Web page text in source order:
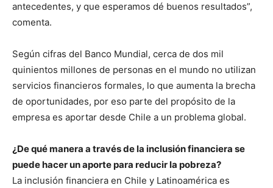
antecedentes, y que esperamos dé buenos resultados”,
comenta.
Según cifras del Banco Mundial, cerca de dos mil
quinientos millones de personas en el mundo no utilizan
servicios financieros formales, lo que aumenta la brecha
de oportunidades, por eso parte del propósito de la
empresa es aportar desde Chile a un problema global.
¿De qué manera a través de la inclusión financiera se
puede hacer un aporte para reducir la pobreza?
La inclusión financiera en Chile y Latinoamérica es